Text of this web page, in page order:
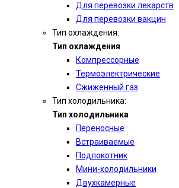
Для перевозки лекарств
Для перевозки вакцин
Тип охлаждения:
Тип охлаждения
Компрессорные
Термоэлектрические
Сжиженный газ
Тип холодильника:
Тип холодильника
Переносные
Встраиваемые
Подлокотник
Мини-холодильники
Двухкамерные